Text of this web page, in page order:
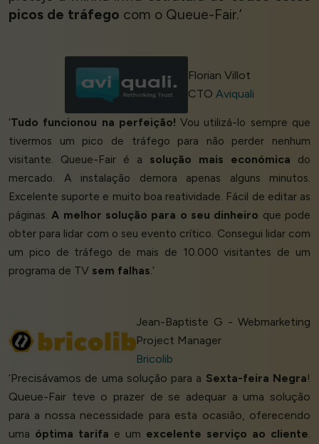
picos de tráfego com o Queue-Fair.’
Florian Villot
CTOAviquali
‘Tudo funcionou na perfeição! Vou utilizá-lo sempre que
tivermos um pico de tráfego para não perder nenhum
visitante. Queue-Fair é a solução mais económica do
mercado. A instalação demora apenas alguns minutos.
Excelente suporte e muito boa reatividade. Fácil de editar as
páginas.A melhor solução para o seu dinheiro que pode
obter para lidar com o seu evento crítico. Consegui lidar com
um pico de tráfego de mais de 10.000 visitantes de um
programa de TV sem falhas.’
Jean-Baptiste G - Webmarketing
Project Manager
Bricolib
‘Precisávamos de uma solução para a Sexta-feira Negra!
Queue-Fair teve o prazer de se adequar a uma solução
para a nossa necessidade para esta ocasião, oferecendo
uma óptima tarifa e um excelente serviço ao cliente